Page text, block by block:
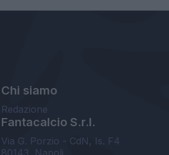
Chi siamo
Redazione
Fantacalcio S.r.l.
Via G. Porzio - CdN, Is. F4